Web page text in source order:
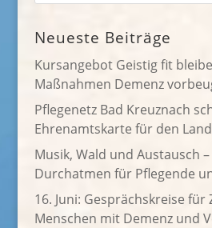
Neueste Beiträge
Kursangebot Geistig fit
Maßnahmen Demenz
Pflegenetz Bad Kreuznach
Ehrenamtskarte für den
Musik, Wald und Austausch
Durchatmen für Pflegende
16. Juni: Gesprächskreise
Menschen mit Demenz und